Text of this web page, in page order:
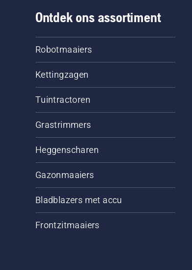
Ontdek ons assortiment
Robotmaaiers
Kettingzagen
Tuintractoren
Grastrimmers
Heggenscharen
Gazonmaaiers
Bladblazers met accu
Frontzitmaaiers